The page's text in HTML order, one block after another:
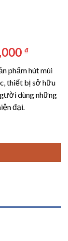
₫.
₫Giá
tại
là:
phẩm hút mùi
thiết bị sở hữu
dùng những
đại.